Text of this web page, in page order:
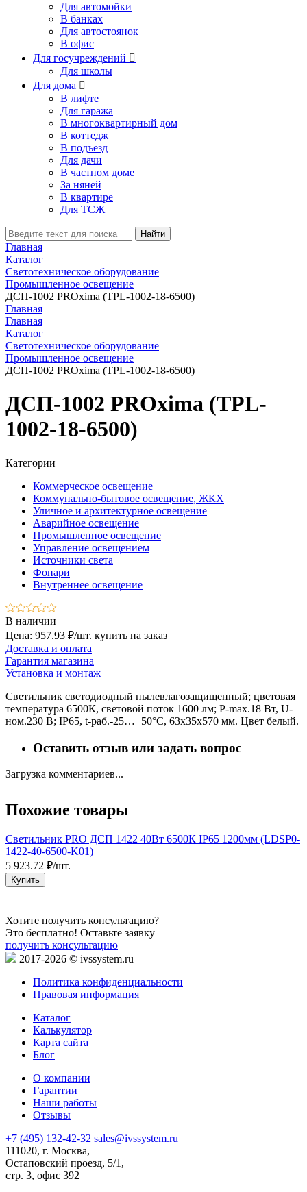
Для автомойки
В банках
Для автостоянок
В офис
Для госучреждений 
Для школы
Для дома 
В лифте
Для гаража
В многоквартирный дом
В коттедж
В подъезд
Для дачи
В частном доме
За няней
В квартире
Для ТСЖ
Найти
Главная
Каталог
Светотехническое оборудование
Промышленное освещение
ДСП-1002 PROxima (TPL-1002-18-6500)
Главная
Главная
Каталог
Светотехническое оборудование
Промышленное освещение
ДСП-1002 PROxima (TPL-1002-18-6500)
ДСП-1002 PROxima (TPL-
1002-18-6500)
Категории
Коммерческое освещение
Коммунально-бытовое освещение, ЖКХ
Уличное и архитектурное освещение
Аварийное освещение
Промышленное освещение
Управление освещением
Источники света
Фонари
Внутреннее освещение
В наличии
Цена: 957.93 ₽/шт. купить на заказ
Доставка и оплата
Гарантия магазина
Установка и монтаж
Светильник светодиодный пылевлагозащищенный; цветовая
температура 6500К, световой поток 1600 лм; P-max.18 Вт, U-
ном.230 В; IP65, t-раб.-25…+50°C, 63х35х570 мм. Цвет белый.
Оставить отзыв или задать вопрос
Загрузка комментариев...
Похожие товары
Светильник PRO ДСП 1422 40Вт 6500К IP65 1200мм (LDSP0-
1422-40-6500-K01)
5 923.72 ₽/шт.
Купить
Хотите получить консультацию?
Это бесплатно! Оставьте заявку
получить консультацию
2017-2026 © ivssystem.ru
Политика конфиденциальности
Правовая информация
Каталог
Калькулятор
Карта сайта
Блог
О компании
Гарантии
Наши работы
Отзывы
+7 (495) 132-42-32 sales@ivssystem.ru
111020, г. Москва,
Остаповский проезд, 5/1,
стр. 3, офис 392